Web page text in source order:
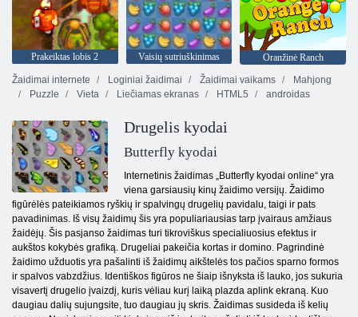
Prakeiktas lobis 2 Vaisių sutriuškinimas
Oranžinė Ranch
Žaidimai internete
Loginiai žaidimai Žaidimai vaikams
Mahjong
Puzzle
Vieta Liečiamas ekranas HTML5 androidas
Drugelis kyodai
Butterfly kyodai
Internetinis žaidimas „Butterfly kyodai online“ yra
viena garsiausių kinų žaidimo versijų. Žaidimo
figūrėlės pateikiamos ryškių ir spalvingų drugelių pavidalu, taigi ir pats
pavadinimas. Iš visų žaidimų šis yra populiariausias tarp įvairaus amžiaus
žaidėjų. Šis pasjanso žaidimas turi tikroviškus specialiuosius efektus ir
aukštos kokybės grafiką. Drugeliai pakeičia kortas ir domino. Pagrindinė
žaidimo užduotis yra pašalinti iš žaidimų aikštelės tos pačios sparno formos
ir spalvos vabzdžius. Identiškos figūros ne šiaip išnyksta iš lauko, jos sukuria
visavertį drugelio įvaizdį, kuris vėliau kurį laiką plazda aplink ekraną. Kuo
daugiau dalių sujungsite, tuo daugiau jų skris. Žaidimas susideda iš kelių